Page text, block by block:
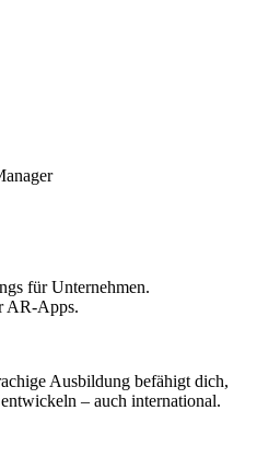
für Unternehmen.
AR-Apps.
Ausbildung befähigt dich,
– auch international.